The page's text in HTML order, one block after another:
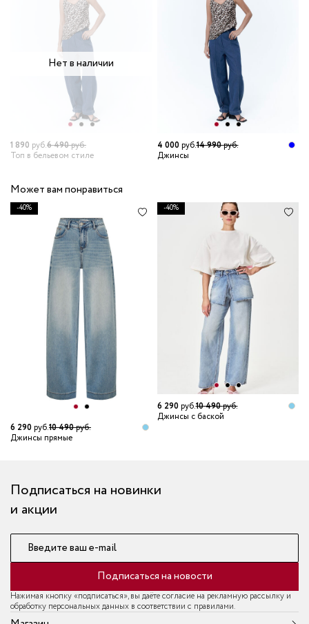
Нет в наличии
1 890 руб.6 490руб.
Топ в бельевом стиле
4 000руб.14 990руб.
Джинсы
Может вам понравиться
-40%
6 290руб.10 490руб.
Джинсы прямые
-40%
6 290руб.10 490руб.
Джинсы с баской
Подписаться на новинки
и акции
Введите ваш e-mail
Подписаться на новости
Нажимая кнопку «подписаться», вы даёте согласие на рекламную рассылку и
обработку персональных данных в соответствии с правилами.